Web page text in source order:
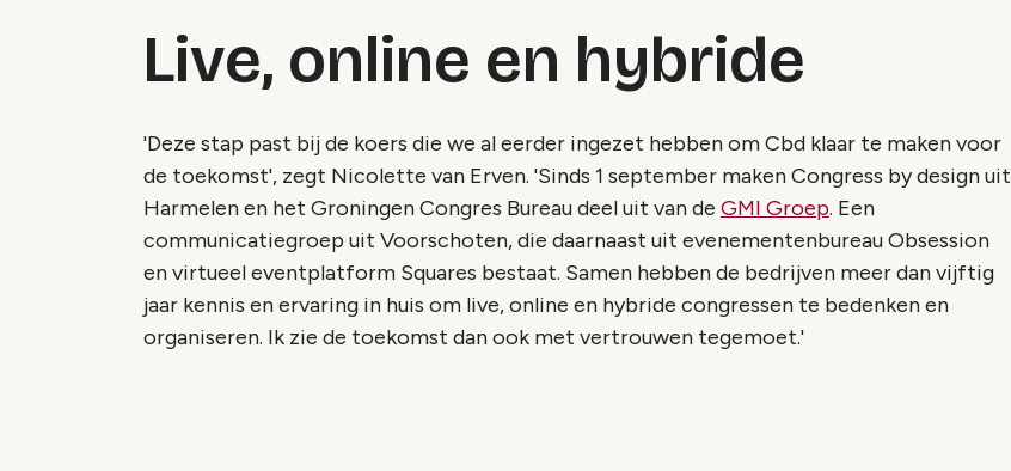
Live, online en hybride
'Deze stap past bij de koers die we al eerder ingezet hebben om Cbd klaar te maken voor
de toekomst', zegt Nicolette van Erven. 'Sinds 1 september maken Congress by design uit
Harmelen en het Groningen Congres Bureau deel uit van de GMI Groep. Een
communicatiegroep uit Voorschoten, die daarnaast uit evenementenbureau Obsession
en virtueel eventplatform Squares bestaat. Samen hebben de bedrijven meer dan vijftig
jaar kennis en ervaring in huis om live, online en hybride congressen te bedenken en
organiseren. Ik zie de toekomst dan ook met vertrouwen tegemoet.'